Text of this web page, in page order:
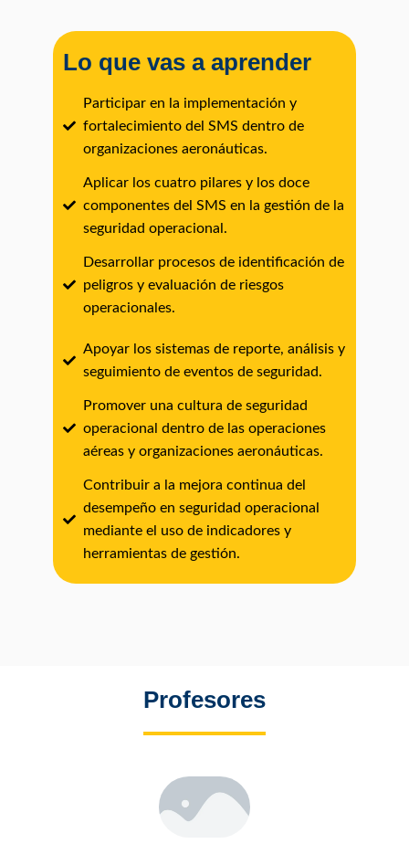
Lo que vas a aprender
Participar en la implementación y
fortalecimiento del SMS dentro de
organizaciones aeronáuticas.
Aplicar los cuatro pilares y los doce
componentes del SMS en la gestión de la
seguridad operacional.
Desarrollar procesos de identificación de
peligros y evaluación de riesgos
operacionales.
Apoyar los sistemas de reporte, análisis y
seguimiento de eventos de seguridad.
Promover una cultura de seguridad
operacional dentro de las operaciones
aéreas y organizaciones aeronáuticas.
Contribuir a la mejora continua del
desempeño en seguridad operacional
mediante el uso de indicadores y
herramientas de gestión.
Profesores